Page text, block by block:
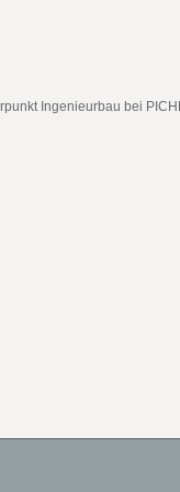
Ingenieurbau bei